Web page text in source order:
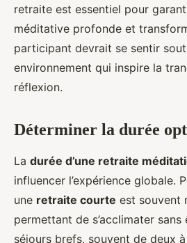
retraite est essentiel pour
méditative profonde et
participant devrait se sentir
environnement qui inspire la
réflexion.
Déterminer la durée
La durée d’une retraite
influencer l’expérience globale.
une retraite courte est souvent
permettant de s’acclimater
séjours brefs, souvent de deux